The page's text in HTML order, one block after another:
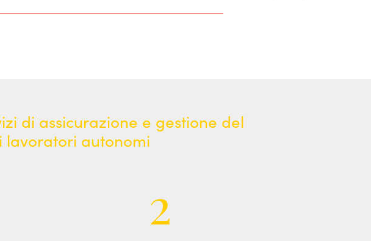
di assicurazione e gestione del
lavoratori autonomi
2